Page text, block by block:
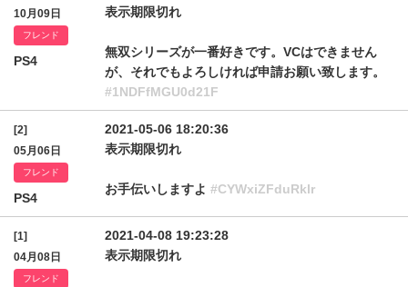
10月09日
フレンド
PS4
表示期限切れ
無双シリーズが一番好きです。VCはできません
が、それでもよろしければ申請お願い致します。
#1NDFfMGU0d21F
[2]
05月06日
フレンド
PS4
2021-05-06 18:20:36
表示期限切れ
お手伝いしますよ #CYWxiZFduRklr
[1]
04月08日
フレンド
2021-04-08 19:23:28
表示期限切れ